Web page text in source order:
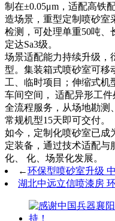
制在±0.05μm，适配高铁
造场景，重型定制喷砂室
检测，可处理单重50吨、
定达Sa3级。
场景适配能力持续升级，
型。集装箱式喷砂室可移
工、临时项目；伸缩式机
车间空间， 适配异形工
全流程服务，从场地勘测
常规机型15天即可交付。
如今，定制化喷砂室已成
定装备，通过技术适配与
化、 化、场景化发展。
←环保型喷砂室升级
湖北中远立信喷漆房